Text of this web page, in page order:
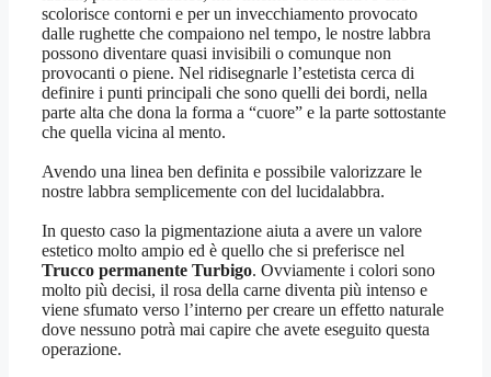
scolorisce contorni e per un invecchiamento provocato
dalle rughette che compaiono nel tempo, le nostre labbra
possono diventare quasi invisibili o comunque non
provocanti o piene. Nel ridisegnarle l’estetista cerca di
definire i punti principali che sono quelli dei bordi, nella
parte alta che dona la forma a “cuore” e la parte sottostante
che quella vicina al mento.
Avendo una linea ben definita e possibile valorizzare le
nostre labbra semplicemente con del lucidalabbra.
In questo caso la pigmentazione aiuta a avere un valore
estetico molto ampio ed è quello che si preferisce nel
Trucco permanente Turbigo. Ovviamente i colori sono
molto più decisi, il rosa della carne diventa più intenso e
viene sfumato verso l’interno per creare un effetto naturale
dove nessuno potrà mai capire che avete eseguito questa
operazione.